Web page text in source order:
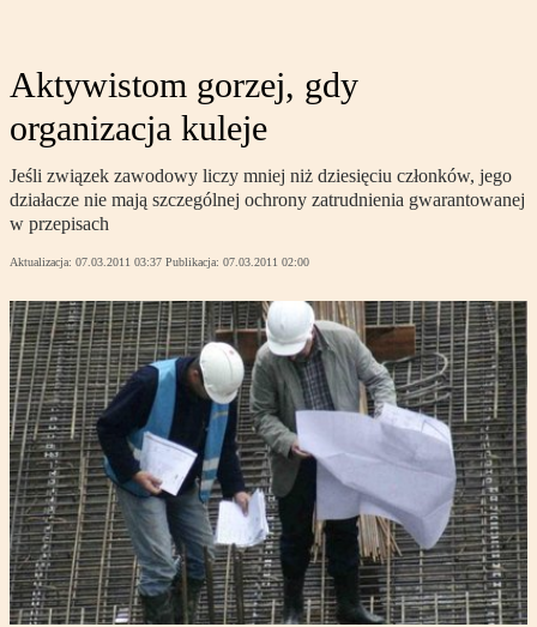
Aktywistom gorzej, gdy
organizacja kuleje
Jeśli związek zawodowy liczy mniej niż dziesięciu członków, jego
działacze nie mają szczególnej ochrony zatrudnienia gwarantowanej
w przepisach
Aktualizacja: 07.03.2011 03:37 Publikacja: 07.03.2011 02:00